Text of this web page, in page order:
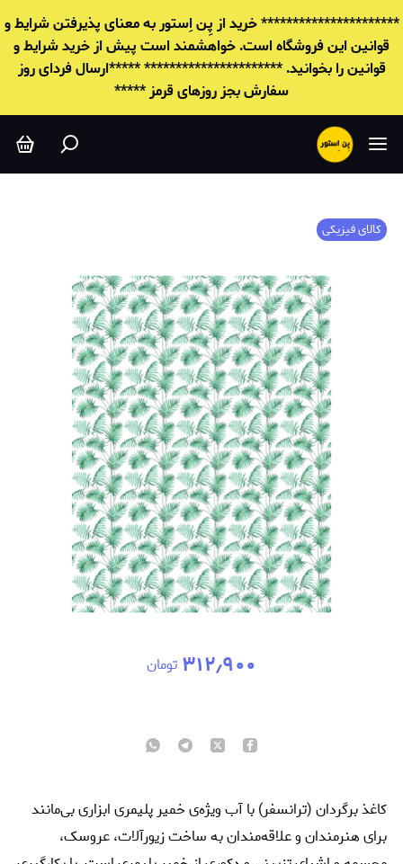
********************** خرید از پِن اِستور به معنای پذیرفتن شرایط و
قوانين این فروشگاه است. خواهشمند است پیش از خرید شرایط و
قوانين را بخوانید. ********************** *****ارسال فردای روز
سفارش بجز روزهای قرمز *****
کالای فیزیکی
۳۱۲٫۹۰۰ تومان
کاغذ برگردان (ترانسفر) با آب ویژه‌ی خمیر پلیمری ابزاری بی‌مانند
برای هنرمندان و علاقه‌مندان به ساخت زیورآلات، عروسک،